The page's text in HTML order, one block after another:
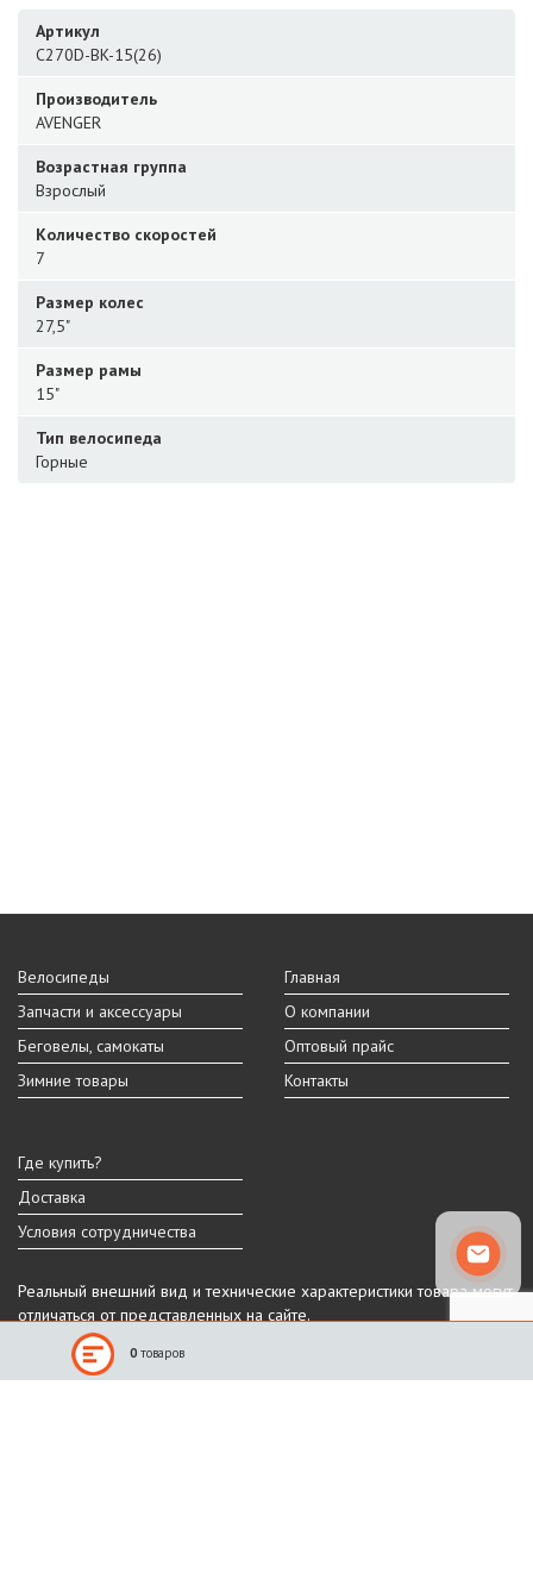
Артикул
C270D-BK-15(26)
Производитель
AVENGER
Возрастная группа
Взрослый
Количество скоростей
7
Размер колес
27,5"
Размер рамы
15"
Тип велосипеда
Горные
Велосипеды
Запчасти и аксессуары
Беговелы, самокаты
Зимние товары
Главная
О компании
Оптовый прайс
Контакты
Где купить?
Доставка
Условия сотрудничества
Реальный внешний вид и технические характеристики товара могут
отличаться от представленных на сайте.
Производитель оставляет за собой право на изменение дизайна,
характеристик и комплектации товара.
0 товаров